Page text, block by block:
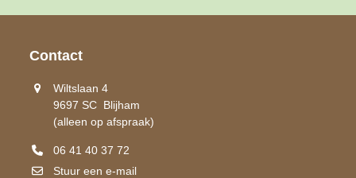
Contact
Wiltslaan 4
9697 SC Blijham
(alleen op afspraak)
06 41 40 37 72
Stuur een e-mail